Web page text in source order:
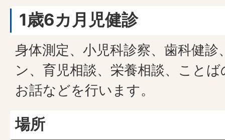
1歳6カ月児健診
身体測定、小児科診察、歯科健
ン、育児相談、栄養相談、こと
お話などを行います。
場所